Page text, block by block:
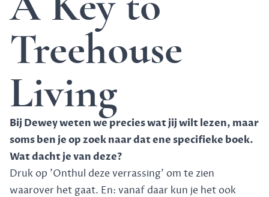
Treehouse
Living
Bij Dewey weten we precies wat jij wilt lezen, maar
soms ben je op zoek naar dat ene specifieke boek.
Wat dacht je van deze?
Druk op 'Onthul deze verrassing' om te zien
waarover het gaat. En: vanaf daar kun je het ook